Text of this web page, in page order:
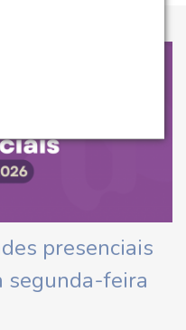
presenciais
segunda-feira